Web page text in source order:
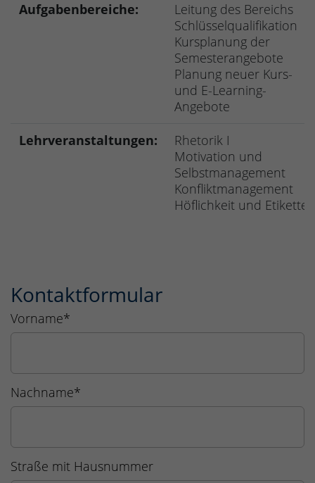
Aufgabenbereiche:
Leitung des Bereichs
Schlüsselqualifikation
Kursplanung der
Semesterangebote
Planung neuer Kurs-
und E-Learning-
Angebote
Lehrveranstaltungen:
Rhetorik I
Motivation und
Selbstmanagement
Konfliktmanagement
Höflichkeit und Etikette
Kontaktformular
Vorname*
Nachname*
Straße mit Hausnummer